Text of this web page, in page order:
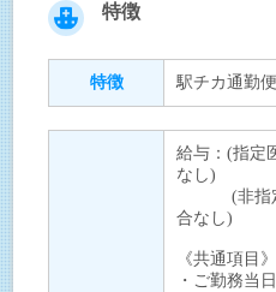
特徴
特徴 駅チカ通勤
給与：(指定
なし)
(非指定医
合なし)
《共通項目》
・ご勤務当